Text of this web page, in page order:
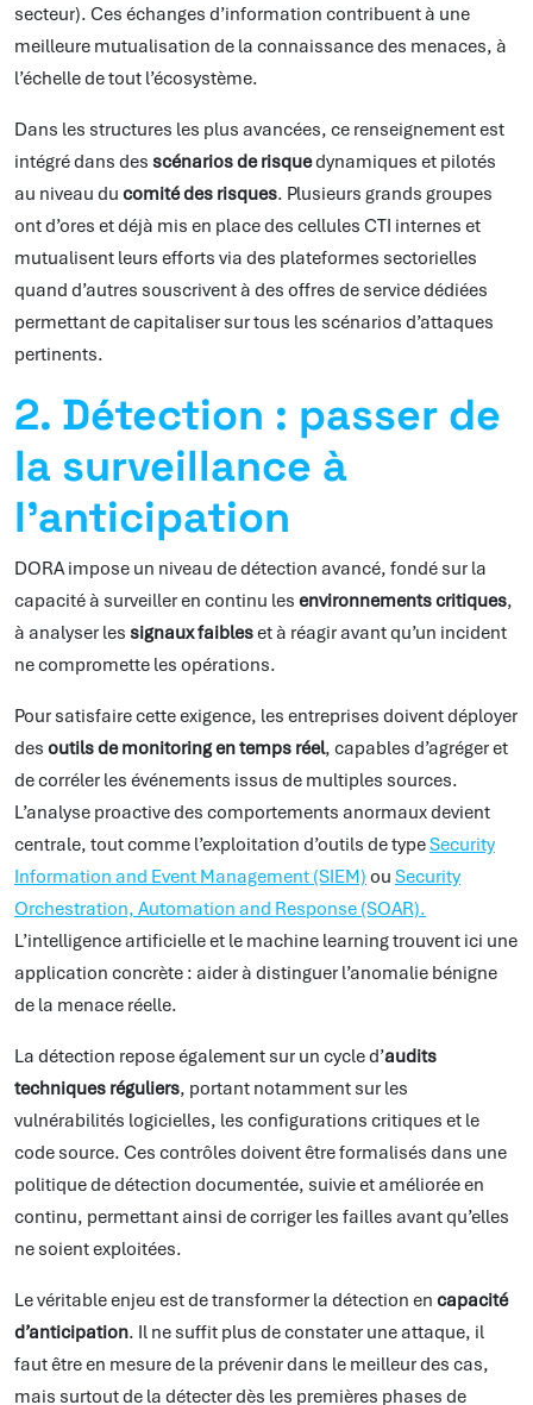
secteur). Ces échanges d’information contribuent à une
meilleure mutualisation de la connaissance des menaces, à
l’échelle de tout l’écosystème.
Dans les structures les plus avancées, ce renseignement est
intégré dans des scénarios de risquedynamiques et pilotés
au niveau du comité des risques. Plusieurs grands groupes
ont d’ores et déjà mis en place des cellules CTI internes et
mutualisent leurs efforts via des plateformes sectorielles
quand d’autres souscrivent à des offres de service dédiées
permettant de capitaliser sur tous les scénarios d’attaques
pertinents.
2. Détection : passer de
la surveillance à
l’anticipation
DORA impose un niveau de détection avancé, fondé sur la
capacité à surveiller en continu les environnements critiques,
à analyser les signaux faibleset à réagir avant qu’un incident
ne compromette les opérations.
Pour satisfaire cette exigence, les entreprises doivent déployer
des outils de monitoring en temps réel, capables d’agréger et
de corréler les événements issus de multiples sources.
L’analyse proactive des comportements anormaux devient
centrale, tout comme l’exploitation d’outils de typeSecurity
Information and Event Management (SIEM) ou Security
Orchestration, Automation and Response (SOAR).
L’intelligence artificielle et le machine learning trouvent ici une
application concrète : aider à distinguer l’anomalie bénigne
de la menace réelle.
La détection repose également sur un cycle d’audits
techniques réguliers, portant notamment sur les
vulnérabilités logicielles, les configurations critiques et le
code source. Ces contrôles doivent être formalisés dans une
politique de détection documentée, suivie et améliorée en
continu, permettant ainsi de corriger les failles avant qu’elles
ne soient exploitées.
Le véritable enjeu est de transformer la détection en capacité
d’anticipation. Il ne suffit plus de constater une attaque, il
faut être en mesure de la prévenir dans le meilleur des cas,
mais surtout de la détecter dès les premières phases de